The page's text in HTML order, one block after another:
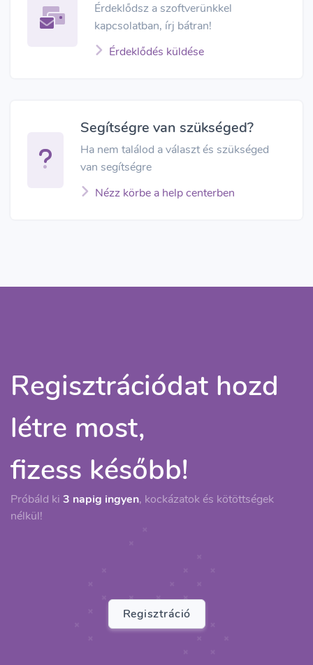
Érdeklődsz a szoftverünkkel
kapcsolatban, írj bátran!
Érdeklődés küldése
Segítségre van szükséged?
Ha nem találod a választ és szükséged
van segítségre
Nézz körbe a help centerben
Regisztrációdat hozd
létre most,
fizess később!
Próbáld ki 3 napig ingyen, kockázatok és kötöttségek
nélkül!
Regisztráció